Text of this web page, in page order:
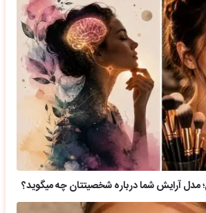
مدل آرایش شما درباره شخصیتتان چه میگوید؟